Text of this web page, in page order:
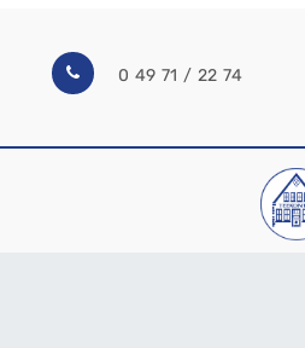
0 49 71 / 22 74